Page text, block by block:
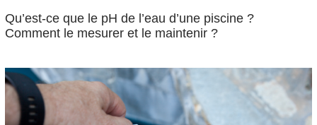
Qu’est-ce que le pH de l’eau d’une piscine ?
Comment le mesurer et le maintenir ?